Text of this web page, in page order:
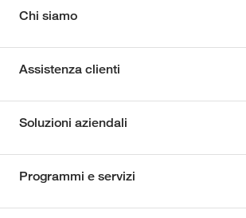
Chi siamo
Assistenza clienti
Soluzioni aziendali
Programmi e servizi